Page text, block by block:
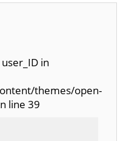
in
themes/open-
line 39